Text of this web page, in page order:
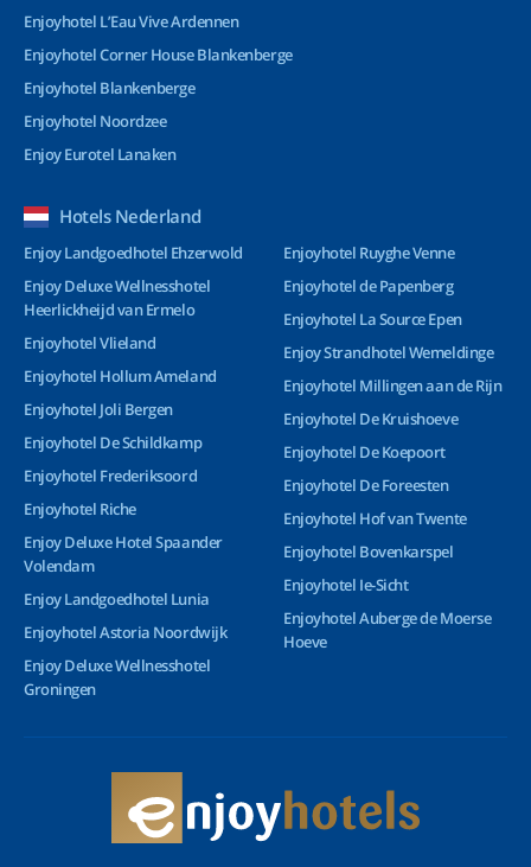
Enjoyhotel L’Eau Vive Ardennen
Enjoyhotel Corner House Blankenberge
Enjoyhotel Blankenberge
Enjoyhotel Noordzee
Enjoy Eurotel Lanaken
Hotels Nederland
Enjoy Landgoedhotel Ehzerwold
Enjoy Deluxe Wellnesshotel
Heerlickheijd van Ermelo
Enjoyhotel Vlieland
Enjoyhotel Hollum Ameland
Enjoyhotel Joli Bergen
Enjoyhotel De Schildkamp
Enjoyhotel Frederiksoord
Enjoyhotel Riche
Enjoy Deluxe Hotel Spaander
Volendam
Enjoy Landgoedhotel Lunia
Enjoyhotel Astoria Noordwijk
Enjoy Deluxe Wellnesshotel
Groningen
Enjoyhotel Ruyghe Venne
Enjoyhotel de Papenberg
Enjoyhotel La Source Epen
Enjoy Strandhotel Wemeldinge
Enjoyhotel Millingen aan de Rijn
Enjoyhotel De Kruishoeve
Enjoyhotel De Koepoort
Enjoyhotel De Foreesten
Enjoyhotel Hof van Twente
Enjoyhotel Bovenkarspel
Enjoyhotel Ie-Sicht
Enjoyhotel Auberge de Moerse
Hoeve